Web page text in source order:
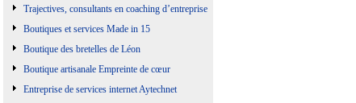
Trajectives, consultants en coaching d’entreprise
Boutiques et services Made in 15
Boutique des bretelles de Léon
Boutique artisanale Empreinte de cœur
Entreprise de services internet Aytechnet